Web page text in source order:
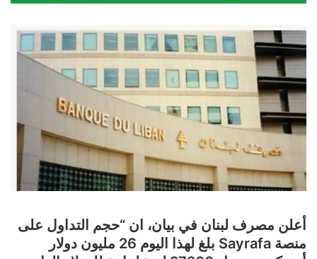
أعلن مصرف لبنان في بيان، ان “حجم التداول على
منصة Sayrafa بلغ لهذا اليوم 26 مليون دولار